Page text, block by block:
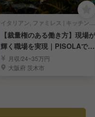
イタリアン, ファミレス | キッチンスタッフ
【裁量権のある働き方】現場が
輝く職場を実現｜PISOLAで料
理長候補募集
月収/24~35万円
大阪府 茨木市